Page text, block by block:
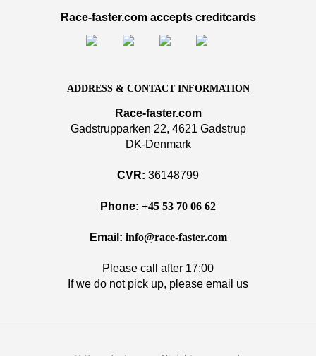
Race-faster.com accepts creditcards
ADDRESS & CONTACT INFORMATION
Race-faster.com
Gadstrupparken 22, 4621 Gadstrup
DK-Denmark
CVR: 36148799
Phone: +45 53 70 06 62
Email: info@race-faster.com
Please call after 17:00
If we do not pick up, please email us